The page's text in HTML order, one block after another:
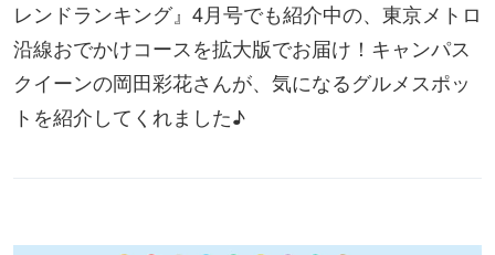
レンドランキング』4月号でも紹介中の、東京メトロ
沿線おでかけコースを拡大版でお届け！キャンパス
クイーンの岡田彩花さんが、気になるグルメスポッ
トを紹介してくれました♪